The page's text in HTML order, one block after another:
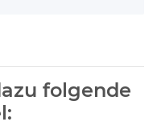
folgende